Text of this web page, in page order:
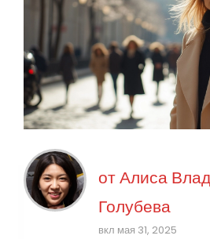
отАлиса
Голубева
вкл мая 31, 2025